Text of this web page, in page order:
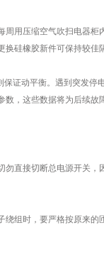
用压缩空气吹扫电器柜
硅橡胶新件可保持较佳
证动平衡。遇到突发停
，这些数据将为后续故
直接切断总电源开关，
组时，要严格按原来的